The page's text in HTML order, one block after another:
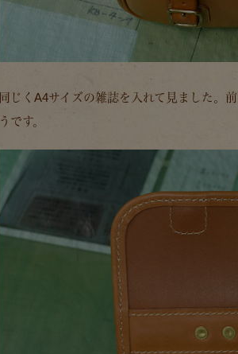
同じくA4サイズの雑誌を入れて見ました。
うです。